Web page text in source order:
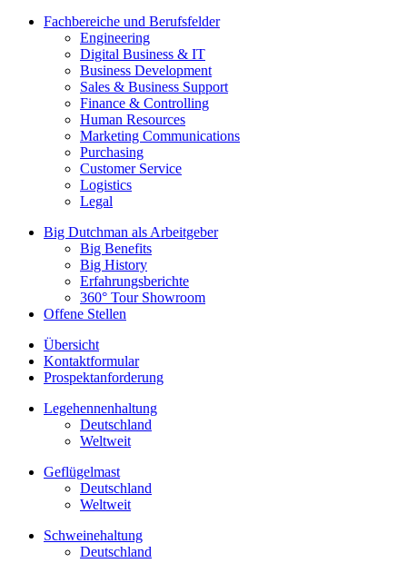
Fachbereiche und Berufsfelder
Engineering
Digital Business & IT
Business Development
Sales & Business Support
Finance & Controlling
Human Resources
Marketing Communications
Purchasing
Customer Service
Logistics
Legal
Big Dutchman als Arbeitgeber
Big Benefits
Big History
Erfahrungsberichte
360° Tour Showroom
Offene Stellen
Übersicht
Kontaktformular
Prospektanforderung
Legehennenhaltung
Deutschland
Weltweit
Geflügelmast
Deutschland
Weltweit
Schweinehaltung
Deutschland